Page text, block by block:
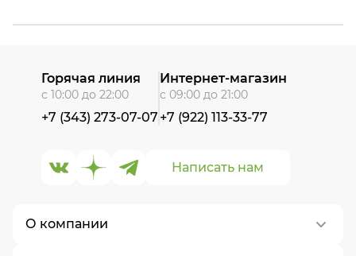
О компании
Написать нам
Горячая линия
с 10:00 до 22:00
+7 (343) 273-07-07
Интернет-магазин
с 09:00 до 21:00
+7 (922) 113-33-77